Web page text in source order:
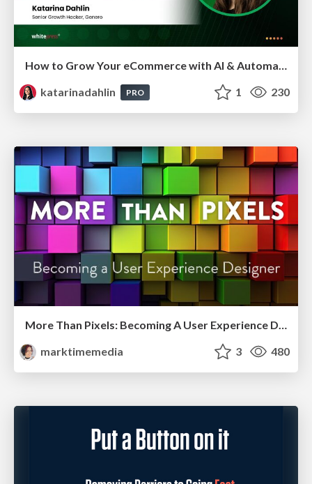
katarinadahlin
PRO 1 230
More Than Pixels: Becoming A User Experience Designer
marktimemedia
3 480